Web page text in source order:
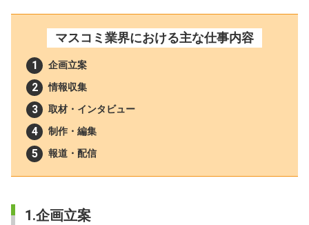
マスコミ業界における主な仕事内容
企画立案
情報収集
取材・インタビュー
制作・編集
報道・配信
1.企画立案